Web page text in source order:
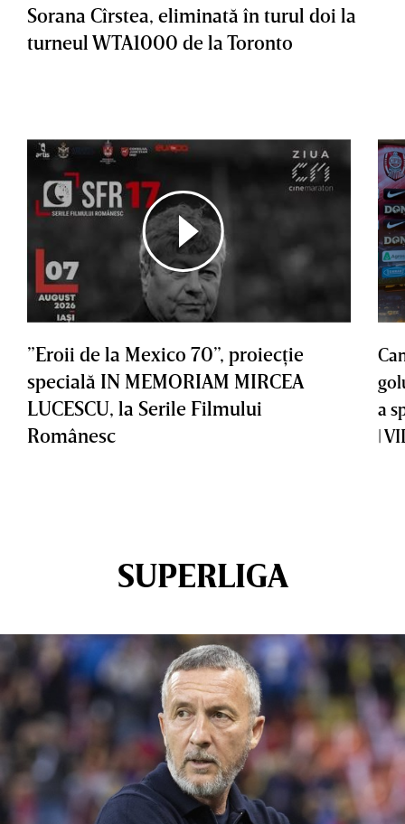
Sorana Cîrstea, eliminată în turul doi la
turneul WTA1000 de la Toronto
”Eroii de la Mexico 70”, proiecţie
specială IN MEMORIAM MIRCEA
LUCESCU, la Serile Filmului
Românesc
a
|
SUPERLIGA